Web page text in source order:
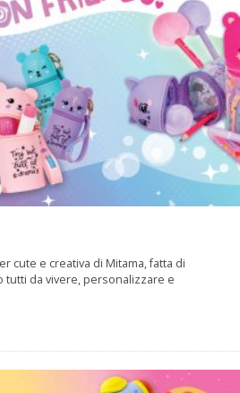
cute e creativa di Mitama, fatta di
tutti da vivere, personalizzare e